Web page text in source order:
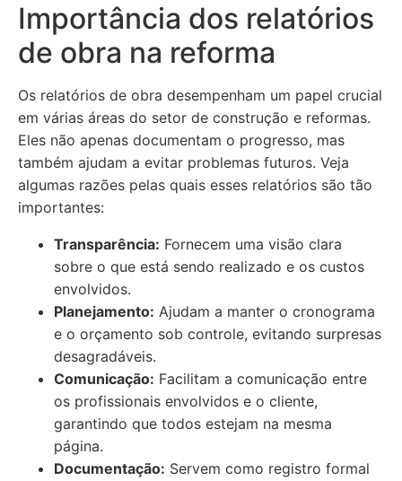
Importância dos relatórios
de obra na reforma
Os relatórios de obra desempenham um papel crucial
em várias áreas do setor de construção e reformas.
Eles não apenas documentam o progresso, mas
também ajudam a evitar problemas futuros. Veja
algumas razões pelas quais esses relatórios são tão
importantes:
Transparência: Fornecem uma visão clara
sobre o que está sendo realizado e os custos
envolvidos.
Planejamento: Ajudam a manter o cronograma
e o orçamento sob controle, evitando surpresas
desagradáveis.
Comunicação: Facilitam a comunicação entre
os profissionais envolvidos e o cliente,
garantindo que todos estejam na mesma
página.
Documentação: Servem como registro formal